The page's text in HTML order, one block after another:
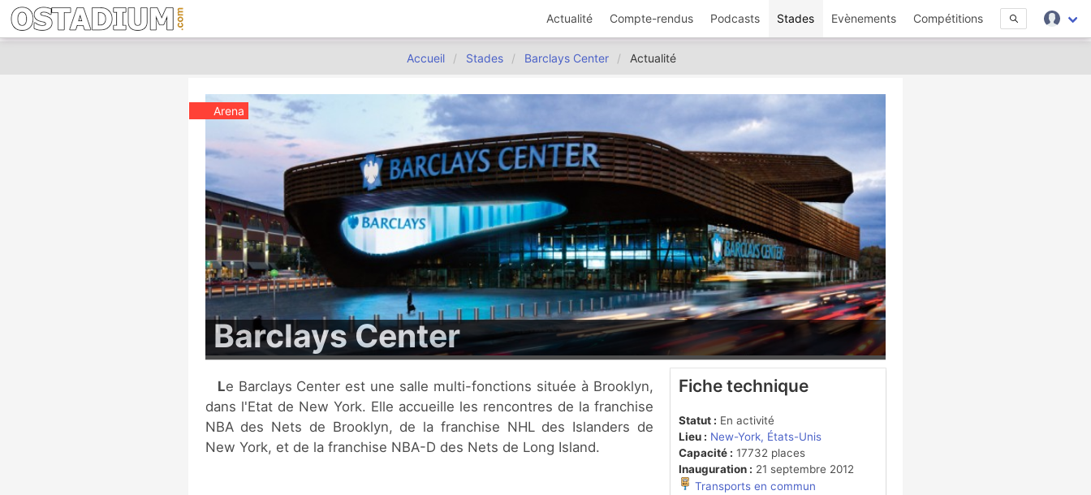
Actualité Compte-rendus Podcasts Stades Evènements Compétitions
Accueil Stades Barclays Center Actualité
Arena
Barclays Center
Le Barclays Center est une salle multi-fonctions située à Brooklyn,
dans l'Etat de New York. Elle accueille les rencontres de la franchise
NBA des Nets de Brooklyn, de la franchise NHL des Islanders de
New York, et de la franchise NBA-D des Nets de Long Island.
Fiche technique
Statut : En activité
Lieu : New-York, États-Unis
Capacité : 17732 places
Inauguration : 21 septembre 2012
Transports en commun